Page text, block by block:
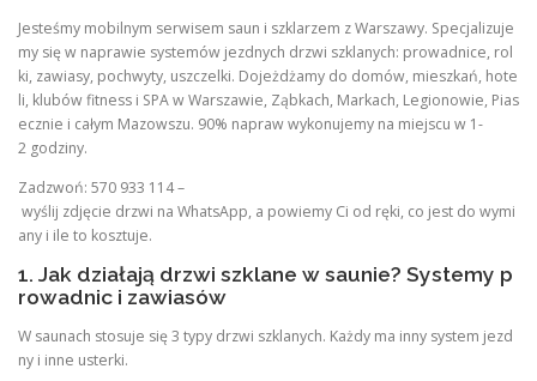
Jesteśmy mobilnym serwisem saun i szklarzem z Warszawy. Specjalizuje
my się w naprawie systemów jezdnych drzwi szklanych: prowadnice, rol
ki, zawiasy, pochwyty, uszczelki. Dojeżdżamy do domów, mieszkań, hote
li, klubów fitness i SPA w Warszawie, Ząbkach, Markach, Legionowie, Pias
ecznie i całym Mazowszu. 90% napraw wykonujemy na miejscu w 1-
2 godziny.
Zadzwoń: 570 933 114 –
wyślij zdjęcie drzwi na WhatsApp, a powiemy Ci od ręki, co jest do wymi
any i ile to kosztuje.
1. Jak działają drzwi szklane w saunie? Systemy p
rowadnic i zawiasów
W saunach stosuje się 3 typy drzwi szklanych. Każdy ma inny system jezd
ny i inne usterki.